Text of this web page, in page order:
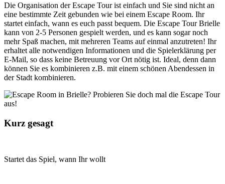
Die Organisation der Escape Tour ist einfach und Sie sind nicht an
eine bestimmte Zeit gebunden wie bei einem Escape Room. Ihr
startet einfach, wann es euch passt bequem. Die Escape Tour Brielle
kann von 2-5 Personen gespielt werden, und es kann sogar noch
mehr Spaß machen, mit mehreren Teams auf einmal anzutreten! Ihr
erhaltet alle notwendigen Informationen und die Spielerklärung per
E-Mail, so dass keine Betreuung vor Ort nötig ist. Ideal, denn dann
können Sie es kombinieren z.B. mit einem schönen Abendessen in
der Stadt kombinieren.
Kurz gesagt
Startet das Spiel, wann Ihr wollt